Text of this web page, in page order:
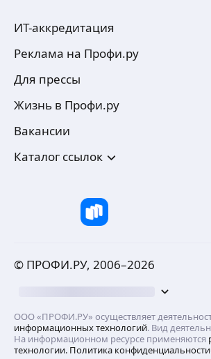
ИТ-аккредитация
Реклама на Профи.ру
Для прессы
Жизнь в Профи.ру
Вакансии
Каталог ссылок
© ПРОФИ.РУ, 2006–2026
ООО «ПРОФИ.РУ» осуществляет
информационных технологий. Вид
На информационном ресурсе применяются
технологии. Политика